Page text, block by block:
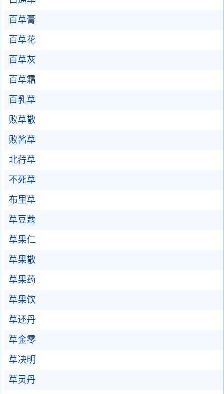
百草膏
百草花
百草灰
百草霜
百乳草
败草散
败酱草
北荇草
不死草
布里草
草豆蔻
草果仁
草果散
草果药
草果饮
草还丹
草金零
草决明
草灵丹